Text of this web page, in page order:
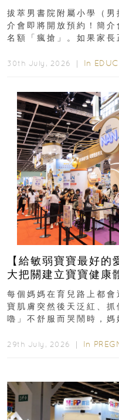
｜更設有網上重溫
拔萃男書院附屬小學（
介會即將開放預約！簡
名額「瘋搶」。如果家
30th July, 2026 ｜ In
【給敏弱寶寶最好
大把關建立寶寶健康
每個媽媽在育兒路上都
寶肌膚突然後天泛紅、
嚕」不舒服而哭鬧時，
29th July, 2026 ｜ In